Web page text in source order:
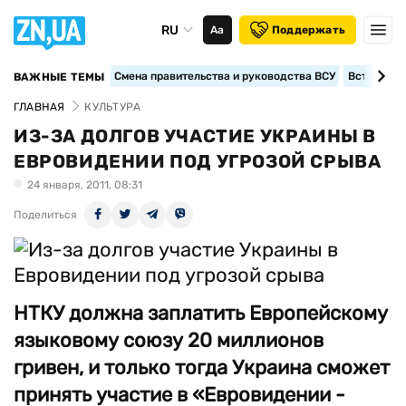
RU Аа Поддержать
ВАЖНЫЕ ТЕМЫ Смена правительства и руководства ВСУ
ГЛАВНАЯ КУЛЬТУРА
ИЗ-ЗА ДОЛГОВ УЧАСТИЕ УКРАИНЫ В
ЕВРОВИДЕНИИ ПОД УГРОЗОЙ СРЫВА
24 января, 2011, 08:31
Поделиться
НТКУ должна заплатить Европейскому
языковому союзу 20 миллионов
гривен, и только тогда Украина сможет
принять участие в «Евровидении -